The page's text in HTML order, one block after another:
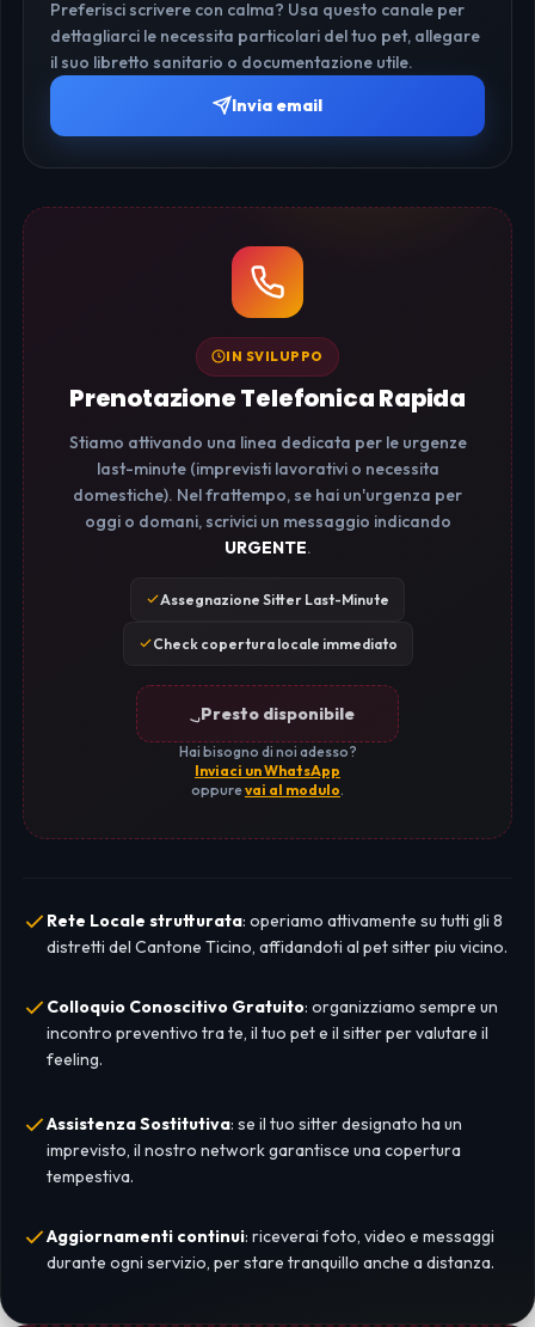
Preferisci scrivere con calma? Usa questo canale per
dettagliarci le necessita particolari del tuo pet, allegare
il suo libretto sanitario o documentazione utile.
Invia email
IN SVILUPPO
Prenotazione Telefonica Rapida
Stiamo attivando una linea dedicata per le urgenze
last-minute (imprevisti lavorativi o necessita
domestiche). Nel frattempo, se hai un'urgenza per
oggi o domani, scrivici un messaggio indicando
URGENTE.
Assegnazione Sitter Last-Minute
Check copertura locale immediato
Presto disponibile
Hai bisogno di noi adesso?
Inviaci un WhatsApp
oppurevai al modulo.
Rete Locale strutturata: operiamo attivamente su tutti gli 8
distretti del Cantone Ticino, affidandoti al pet sitter piu vicino.
Colloquio Conoscitivo Gratuito: organizziamo sempre un
incontro preventivo tra te, il tuo pet e il sitter per valutare il
feeling.
Assistenza Sostitutiva: se il tuo sitter designato ha un
imprevisto, il nostro network garantisce una copertura
tempestiva.
Aggiornamenti continui: riceverai foto, video e messaggi
durante ogni servizio, per stare tranquillo anche a distanza.